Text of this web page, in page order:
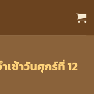
เช้าวันศุกร์ที่ 12